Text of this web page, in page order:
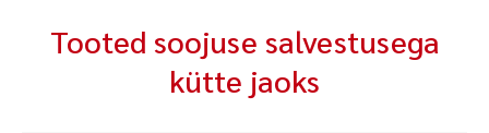
Tooted soojuse salvestusega
kütte jaoks